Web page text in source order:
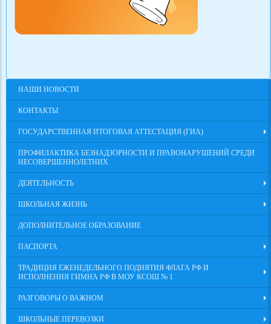
НАШИ НОВОСТИ
КОНТАКТЫ
ГОСУДАРСТВЕННАЯ ИТОГОВАЯ АТТЕСТАЦИЯ (ГИА)
ПРОФИЛАКТИКА БЕЗНАДЗОРНОСТИ И ПРАВОНАРУШЕНИЙ СРЕДИ
НЕСОВЕРШЕННОЛЕТНИХ
ДЕЯТЕЛЬНОСТЬ
ШКОЛЬНАЯ ЖИЗНЬ
ДОПОЛНИТЕЛЬНОЕ ОБРАЗОВАНИЕ
ПАСПОРТА
ТРАДИЦИЯ ЕЖЕНЕДЕЛЬНОГО ПОДНЯТИЯ ФЛАГА РФ И
ИСПОЛНЕНИЯ ГИМНА РФ В МОУ КСОШ № 1
РАЗГОВОРЫ О ВАЖНОМ
ШКОЛЬНЫЕ ПЕРЕВОЗКИ